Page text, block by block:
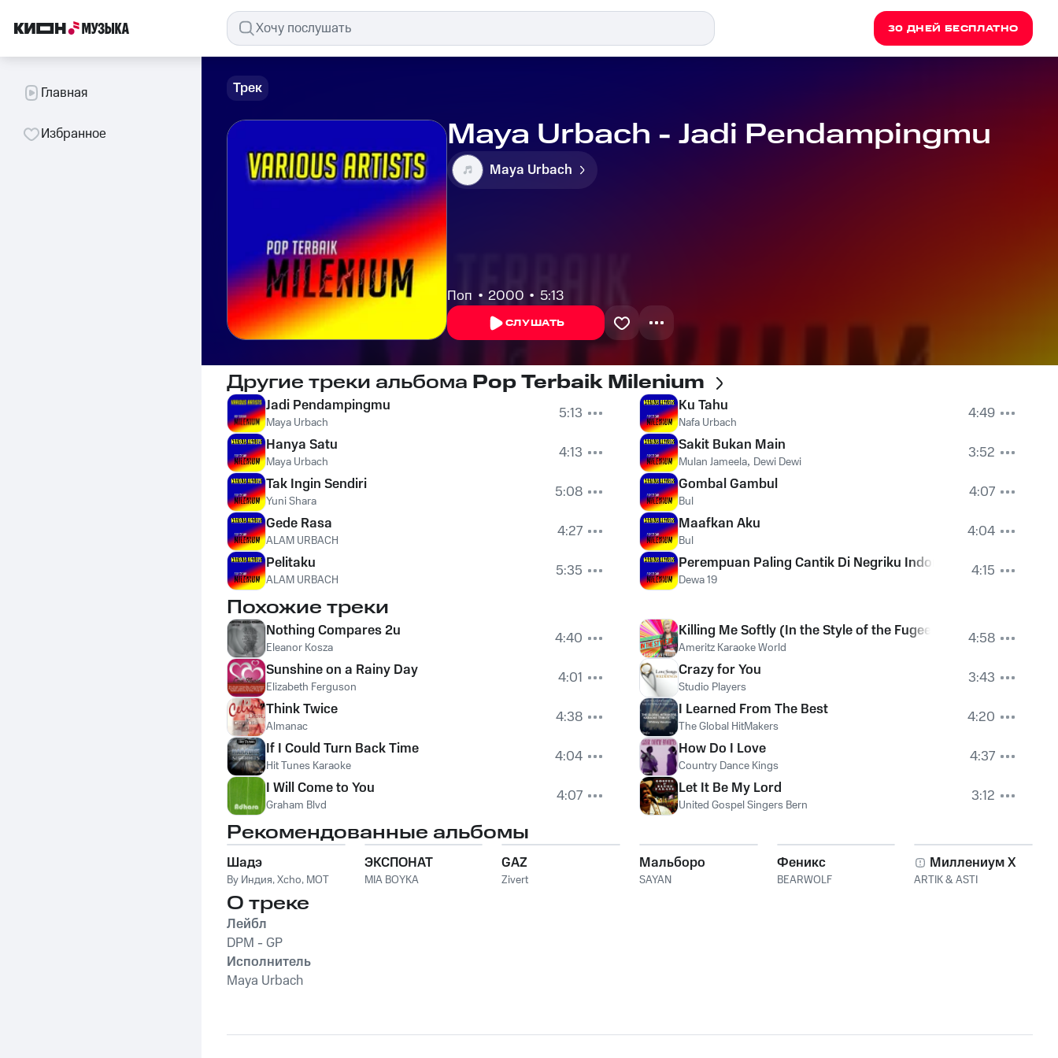
30 ДНЕЙ БЕСПЛАТНО
Главная
Избранное
Трек
Maya Urbach - Jadi Pendampingmu
Maya Urbach
Поп 2000 5:13
СЛУШАТЬ
Другие треки альбома Pop Terbaik Milenium
Jadi Pendampingmu
Maya Urbach
5:13
Hanya Satu
Maya Urbach
4:13
Tak Ingin Sendiri
Yuni Shara
5:08
Gede Rasa
ALAM URBACH
4:27
Pelitaku
ALAM URBACH 5:35
Ku Tahu
Nafa Urbach
4:49
Sakit Bukan Main
Mulan Jameela, Dewi Dewi
3:52
Gombal Gambul
Bul
4:07
Maafkan Aku
Bul
4:04
Perempuan Paling Cantik Di Negriku Indonesia
Dewa 19 4:15
Похожие треки
Nothing Compares 2u
Eleanor Kosza
4:40
Sunshine on a Rainy Day
Elizabeth Ferguson
4:01
Think Twice
Almanac
4:38
If I Could Turn Back Time
Hit Tunes Karaoke
4:04
I Will Come to You
Graham Blvd 4:07
Killing Me Softly (In the Style of the Fugees)
Ameritz Karaoke World
4:58
Crazy for You
Studio Players
3:43
I Learned From The Best
The Global HitMakers
4:20
How Do I Love
Country Dance Kings
4:37
Let It Be My Lord
United Gospel Singers Bern 3:12
Рекомендованные альбомы
Шадэ
By Индия,Xcho, MOT
ЭКСПОНАТ
MIA BOYKA
GAZ
Zivert
Мальборо
SAYAN
Феникс
BEARWOLF
Миллениум X
ARTIK & ASTI
О треке
Лейбл
DPM - GP
Исполнитель
Maya Urbach